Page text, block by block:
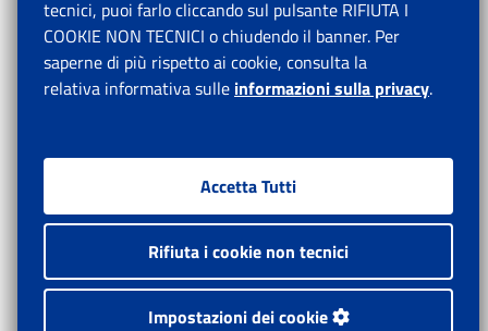
tecnici, puoi farlo cliccando sul pulsante RIFIUTA I
COOKIE NON TECNICI o chiudendo il banner. Per
saperne di più rispetto ai cookie, consulta la
relativa informativa sulle informazioni sulla privacy.
Accetta Tutti
Rifiuta i cookie non tecnici
Impostazioni dei cookie